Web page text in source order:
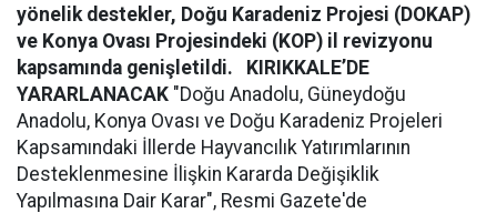
yönelik destekler, Doğu Karadeniz Projesi (DOKAP)
ve Konya Ovası Projesindeki (KOP) il revizyonu
kapsamında genişletildi.
KIRIKKALE’DE
YARARLANACAK "Doğu Anadolu, Güneydoğu
Anadolu, Konya Ovası ve Doğu Karadeniz Projeleri
Kapsamındaki İllerde Hayvancılık Yatırımlarının
Desteklenmesine İlişkin Kararda Değişiklik
Yapılmasına Dair Karar", Resmi Gazete'de